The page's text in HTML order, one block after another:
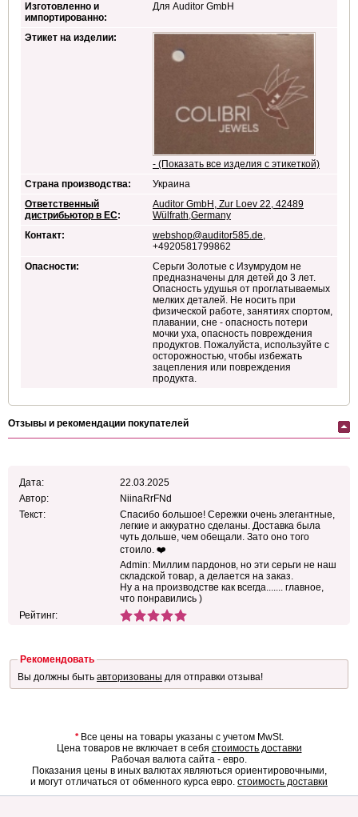
Изготовленно и
импортированно:
Для Auditor GmbH
Этикет на изделии:
- (Показать все изделия с этикеткой)
Страна производства:
Украина
Ответственный
дистрибьютор в ЕС:
Auditor GmbH, Zur Loev 22, 42489
Wülfrath,Germany
Контакт:
webshop@auditor585.de,
+4920581799862
Опасности:
Серьги Золотые с Изумрудом не
предназначены для детей до 3 лет.
Опасность удушья от проглатываемых
мелких деталей. Не носить при
физической работе, занятиях спортом,
плавании, сне - опасность потери
мочки уха, опасность повреждения
продуктов. Пожалуйста, используйте с
осторожностью, чтобы избежать
зацепления или повреждения
продукта.
Отзывы и рекомендации покупателей
Дата:
22.03.2025
Автор:
NiinaRrFNd
Текст:
Спасибо большое! Сережки очень элегантные,
легкие и аккуратно сделаны. Доставка была
чуть дольше, чем обещали. Зато оно того
стоило. ❤️
Admin: Миллим пардонов, но эти серьги не наш
складской товар, а делается на заказ.
Ну а на производстве как всегда....... главное,
что понравились )
Рейтинг:
Рекомендовать
Вы должны быть авторизованы для отправки отзыва!
*Все цены на товары указаны с учетом MwSt.
Цена товаров не включает в себя стоимость доставки
Рабочая валюта сайта - евро.
Показания цены в иных валютах являються ориентировочными,
и могут отличаться от обменного курса евро. стоимость доставки